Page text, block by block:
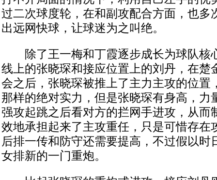
过二次球度轮，在和副攻配合方面，也多
出远网快球，让球迷为之叫绝。
除了王一梅和丁霞逐步成长为球队核
线上的张晓琛和接应位置上的刘丹，在楚
会之后，张晓琛被推上了主力主攻的位置
那样的绝对实力，但是张晓琛有身高，力
强攻起跳之后看对方的拦网手进攻，从而
效地承担起来了主攻重任，只是可惜存在
后排一传和防守还需要提高，不过假以时
女排新的一门重炮。